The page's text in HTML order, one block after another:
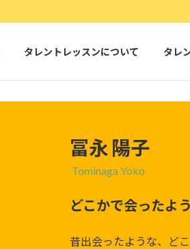
タレントレッスンについて タレ
冨永 陽子
Tominaga Yoko
どこかで会ったよ
昔出会ったような、ど